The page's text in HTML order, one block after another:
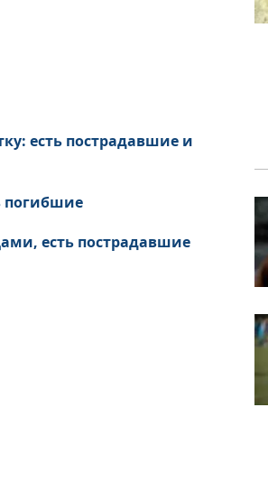
есть пострадавшие и
погибшие
есть пострадавшие